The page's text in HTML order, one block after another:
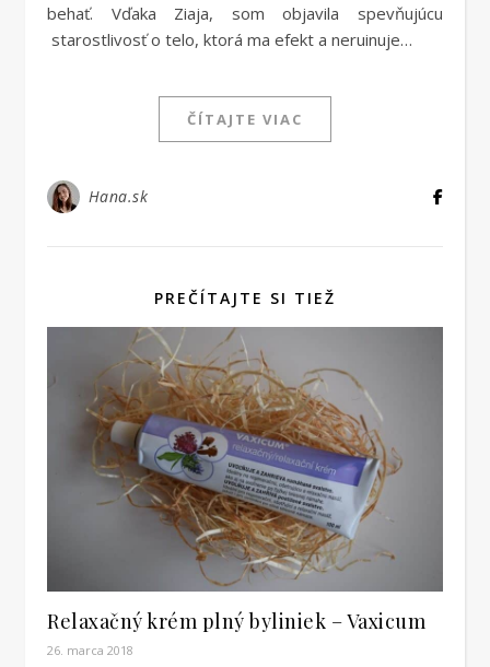
behať. Vďaka Ziaja, som objavila spevňujúcu
starostlivosť o telo, ktorá ma efekt a neruinuje…
ČÍTAJTE VIAC
Hana.sk
PREČÍTAJTE SI TIEŽ
Relaxačný krém plný byliniek – Vaxicum
26. marca 2018